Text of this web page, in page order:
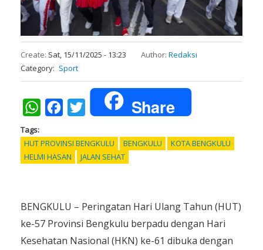
Create: Sat, 15/11/2025 - 13:23 Author: Redaksi
Category
Sport
WhatsAppFacebookTwitter Share
Tags
HUT PROVINSI BENGKULU
BENGKULU
KOTA BENGKULU
HELMI HASAN
JALAN SEHAT
BENGKULU – Peringatan Hari Ulang Tahun (HUT)
ke-57 Provinsi Bengkulu berpadu dengan Hari
Kesehatan Nasional (HKN) ke-61 dibuka dengan